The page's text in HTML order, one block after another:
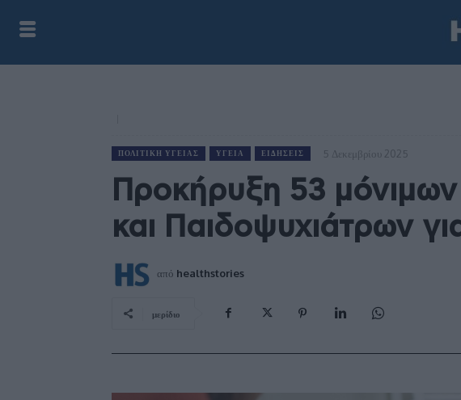
ΠΟΛΙΤΙΚΉ ΥΓΕΊΑΣ ΥΓΕΊΑ ΕΙΔΉΣΕΙΣ 5 Δεκεμβρίου 2025
Προκήρυξη 53
και Παιδοψυχιάτρων
από healthstories
μερίδιο